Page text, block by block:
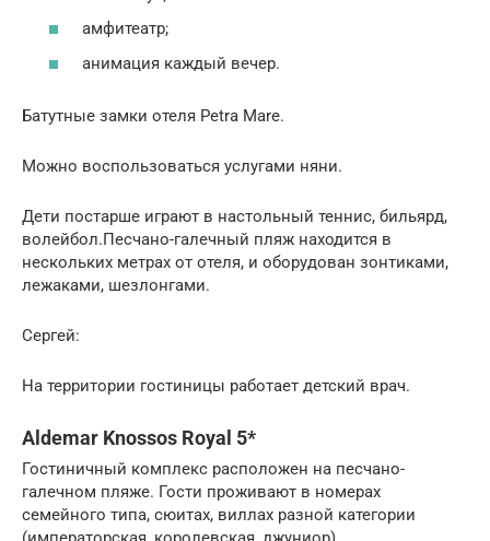
амфитеатр;
анимация каждый вечер.
Батутные замки отеля Petra Mare.
Можно воспользоваться услугами няни.
Дети постарше играют в настольный теннис, бильярд,
волейбол.Песчано-галечный пляж находится в
нескольких метрах от отеля, и оборудован зонтиками,
лежаками, шезлонгами.
Сергей:
На территории гостиницы работает детский врач.
Aldemar Knossos Royal 5*
Гостиничный комплекс расположен на песчано-
галечном пляже. Гости проживают в номерах
семейного типа, сюитах, виллах разной категории